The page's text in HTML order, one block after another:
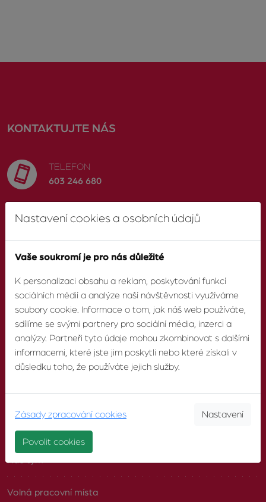
KONTAKTUJTE NÁS
TELEFON
603 246 680
E-MAIL
O AGENTUŘE
O nás
Volná pracovní místa
Nastavení cookies a osobních údajů
Vaše soukromí je pro nás důležité
K personalizaci obsahu a reklam, poskytování funkcí
sociálních médií a analýze naší návštěvnosti využíváme
soubory cookie. Informace o tom, jak náš web používáte,
sdílíme se svými partnery pro sociální média, inzerci a
analýzy. Partneři tyto údaje mohou zkombinovat s dalšími
informacemi, které jste jim poskytli nebo které získali v
důsledku toho, že používáte jejich služby.
Zásady zpracování cookies Nastavení
Povolit cookies